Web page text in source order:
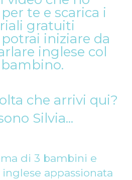
te e scarica i
gratuiti
iniziare da
inglese col
che arrivi qui?
Silvia...
di 3 bambini e
appassionata